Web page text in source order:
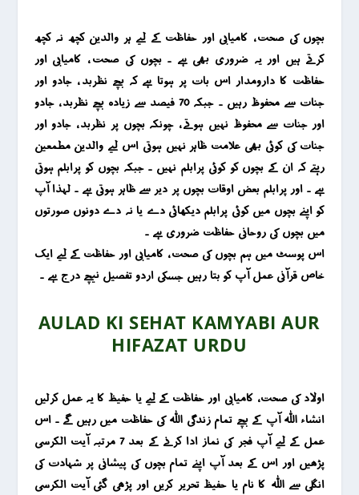
بچوں کی صحت ، کامیابی اور حفاظت کے لیے ہر والدین کچھ نہ کچھ
کرتے ہیں اور یہ ضروری بھی ہے ۔ بچوں کی صحت ، کامیابی اور
حفاظت کا دارومدار اس بات پر ہوتا ہے کہ بچے نظربد ، جادو اور
جنات سے محفوظ رہیں ۔ جبکہ 70 فیصد سے زیادہ بچے نظربد ، جادو
اور جنات سے محفوظ نہیں ہوتے ، چونکہ بچوں پر نظربد ، جادو اور
جنات کی کوئی بھی علامت ظاہر نہیں ہوتی اس لیے والدین مطمعین
رہتے کہ ان کے بچوں کو کوئی پرابلم نہیں ۔ جبکہ بچوں کو پرابلم ہوتی
ہے ۔ اور پرابلم بعض اوقات بچوں پر دیر سے ظاہر ہوتی ہے ۔ لہذا آپ
کو اپنے بچوں میں کوئی پرابلم دیکھائی دے یا نہ دے دونوں صورتوں
میں بچوں کی روحانی حفاظت ضروری ہے ۔
اس پوسٹ میں ہم بچوں کی صحت ، کامیابی اور حفاظت کے لیے ایک
خاص قرآنی عمل آپ کو بتا رہیں جسکی اردو تفصیل نیچے درج ہے ۔
AULAD KI SEHAT KAMYABI AUR
HIFAZAT URDU
اولاد کی صحت ، کامیابی اور حفاظت کے لیے یا حٖفیظ کا یہ عمل کرلیں
انشاء اللہ آپ کے بچے تمام زندگی اللہ کی حفاظت میں رہیں گے ۔ اس
عمل کے لیے آپ فجر کی نماز ادا کرنے کے بعد 7 مرتبہ آیت الکرسی
پڑھیں اور اس کے بعد آپ اپنے تمام بچوں کی پیشانی پر شہادت کی
انگلی سے اللہ کا نام یا حفیظ تحریر کریں اور پڑھی گئی آیت الکرسی